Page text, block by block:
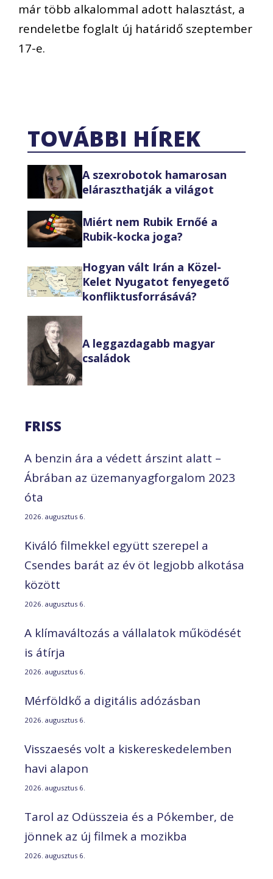
már több alkalommal adott halasztást, a
rendeletbe foglalt új határidő szeptember
17-e.
TOVÁBBI HÍREK
A szexrobotok hamarosan
eláraszthatják a világot
Miért nem Rubik Ernőé a
Rubik-kocka joga?
Hogyan vált Irán a Közel-
Kelet Nyugatot fenyegető
konfliktusforrásává?
A leggazdagabb magyar
családok
FRISS
A benzin ára a védett árszint alatt –
Ábrában az üzemanyagforgalom 2023
óta
2026. augusztus 6.
Kiváló filmekkel együtt szerepel a
Csendes barát az év öt legjobb alkotása
között
2026. augusztus 6.
A klímaváltozás a vállalatok működését
is átírja
2026. augusztus 6.
Mérföldkő a digitális adózásban
2026. augusztus 6.
Visszaesés volt a kiskereskedelemben
havi alapon
2026. augusztus 6.
Tarol az Odüsszeia és a Pókember, de
jönnek az új filmek a mozikba
2026. augusztus 6.